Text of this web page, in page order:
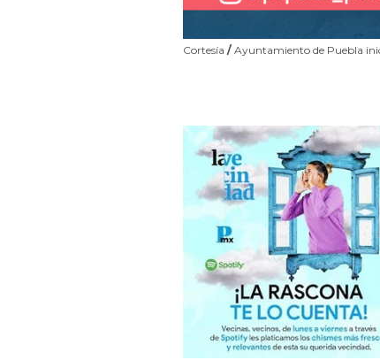
Cortesía / Ayuntamiento de Puebla